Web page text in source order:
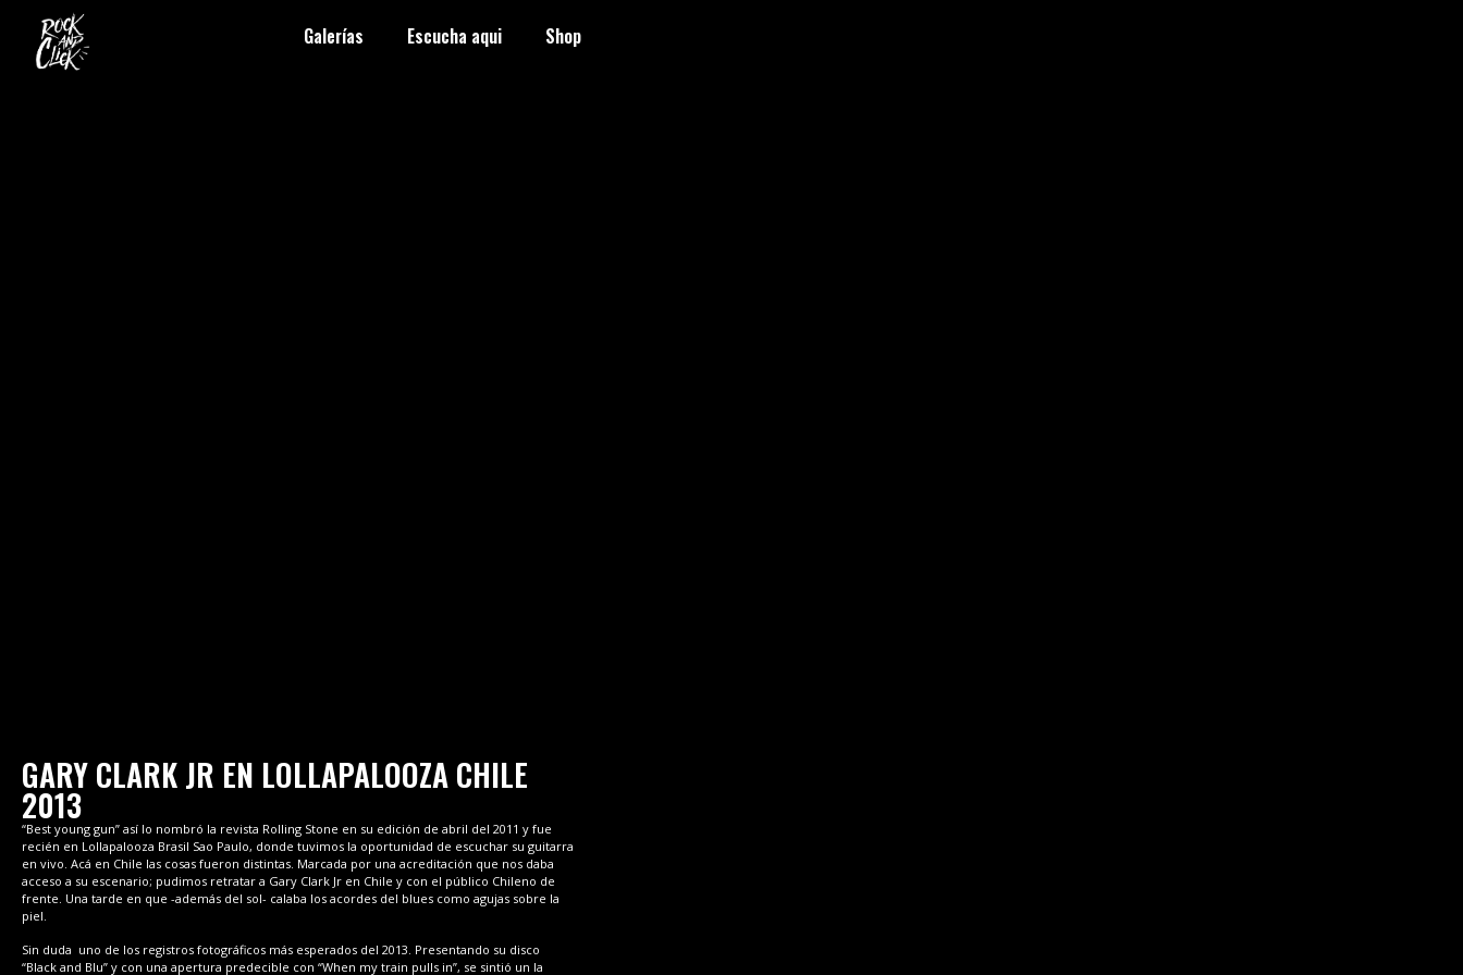
Galerías Escucha aqui Shop
GARY CLARK JR EN LOLLAPALOOZA CHILE
2013
“Best young gun” así lo nombró la revista Rolling Stone en su edición de abril del 2011 y fue
recién en Lollapalooza Brasil Sao Paulo, donde tuvimos la oportunidad de escuchar su guitarra
en vivo. Acá en Chile las cosas fueron distintas. Marcada por una acreditación que nos daba
acceso a su escenario; pudimos retratar a Gary Clark Jr en Chile y con el público Chileno de
frente. Una tarde en que -además del sol- calaba los acordes del blues como agujas sobre la
piel.
Sin duda uno de los registros fotográficos más esperados del 2013. Presentando su disco
“Black and Blu” y con una apertura predecible con “When my train pulls in”, se sintió un la